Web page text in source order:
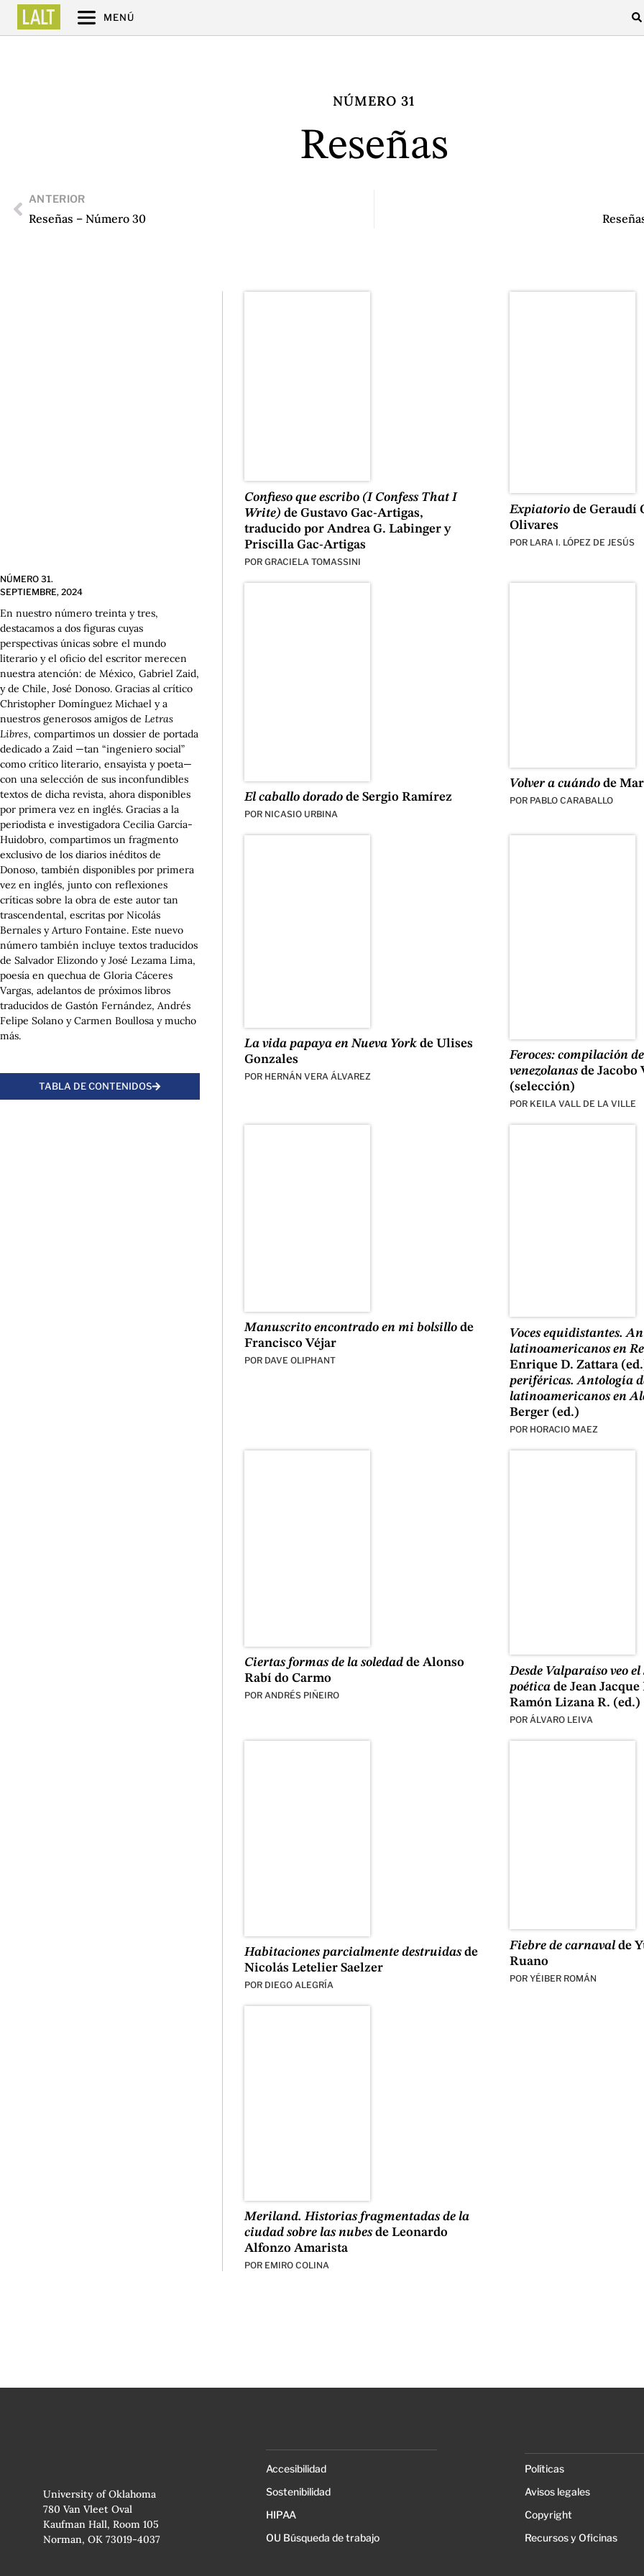
MENÚ
NÚMERO 31
Reseñas
ANTERIOR
Reseñas – Número 30
NÚMERO 31.
SEPTIEMBRE, 2024
En nuestro número treinta y tres,
destacamos a dos figuras cuyas
perspectivas únicas sobre el mundo
literario y el oficio del escritor merecen
nuestra atención: de México, Gabriel Zaid,
y de Chile, José Donoso. Gracias al crítico
Christopher Domínguez Michael y a
nuestros generosos amigos de Letras
Libres, compartimos un dossier de portada
dedicado a Zaid —tan “ingeniero social”
como crítico literario, ensayista y poeta—
con una selección de sus inconfundibles
textos de dicha revista, ahora disponibles
por primera vez en inglés. Gracias a la
periodista e investigadora Cecilia García-
Huidobro, compartimos un fragmento
exclusivo de los diarios inéditos de
Donoso, también disponibles por primera
vez en inglés, junto con reflexiones
críticas sobre la obra de este autor tan
trascendental, escritas por Nicolás
Bernales y Arturo Fontaine. Este nuevo
número también incluye textos traducidos
de Salvador Elizondo y José Lezama Lima,
poesía en quechua de Gloria Cáceres
Vargas, adelantos de próximos libros
traducidos de Gastón Fernández, Andrés
Felipe Solano y Carmen Boullosa y mucho
más.
TABLA DE CONTENIDOS
Confieso que escribo (I Confess That I
Write) de Gustavo Gac-Artigas,
traducido por Andrea G. Labinger y
Priscilla Gac-Artigas
POR GRACIELA TOMASSINI
Expiatoriode Geraudí
Olivares
POR LARA I. LÓPEZ DE JESÚS
El caballo doradode Sergio Ramírez
POR NICASIO URBINA
Volver a cuándode
POR PABLO CARABALLO
La vida papaya en Nueva Yorkde Ulises
Gonzales
POR HERNÁN VERA ÁLVAREZ
Feroces: compilación
venezolanasde Jacobo
(selección)
POR KEILA VALL DE LA VILLE
Manuscrito encontrado en mi bolsillode
Francisco Véjar
POR DAVE OLIPHANT
Voces equidistantes.
latinoamericanos en
Enrique D. Zattara
periféricas. Antología
latinoamericanos en
Berger (ed.)
POR HORACIO MAEZ
Ciertas formas de la soledad de Alonso
Rabí do Carmo
POR ANDRÉS PIÑEIRO
Desde Valparaíso veo
poéticade Jean
Ramón Lizana R. (ed.)
POR ÁLVARO LEIVA
Habitaciones parcialmente destruidasde
Nicolás Letelier Saelzer
POR DIEGO ALEGRÍA
Fiebre de carnavalde
Ruano
POR YÉIBER ROMÁN
Meriland. Historias fragmentadas de la
ciudad sobre las nubesde Leonardo
Alfonzo Amarista
POR EMIRO COLINA
University of Oklahoma
780 Van Vleet Oval
Kaufman Hall, Room 105
Norman, OK 73019-4037
Accesibilidad
Sostenibilidad
HIPAA
OU Búsqueda de trabajo
Políticas
Avisos legales
Copyright
Recursos y Oficinas